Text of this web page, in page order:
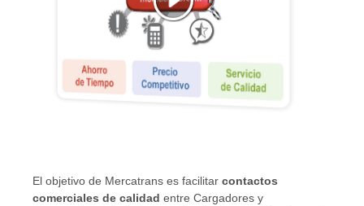
El objetivo de Mercatrans es facilitar contactos
comerciales de calidad entre Cargadores y